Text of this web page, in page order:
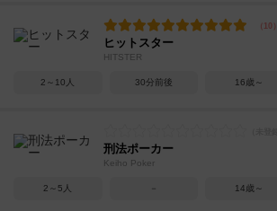
ヒットスター
HITSTER
2～10人 30分前後 16歳～
刑法ポーカー
Keiho Poker
2～5人 － 14歳～